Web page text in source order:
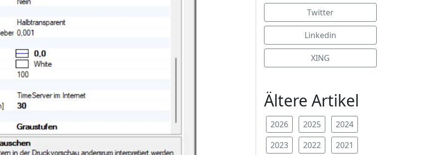
Twitter
Linkedin
XING
Ältere Artikel
2026 2025
2024
2023
2022
2021